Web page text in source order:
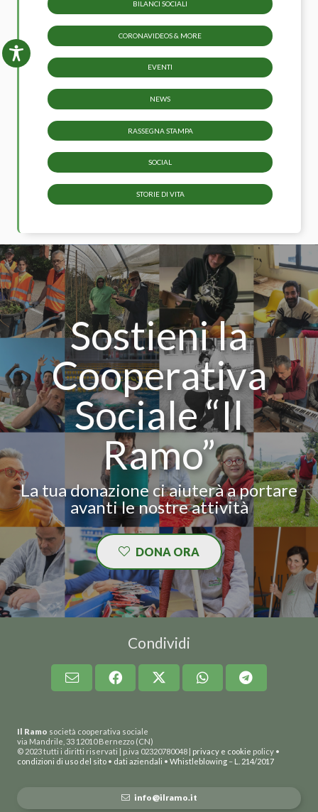
BILANCI SOCIALI
CORONAVIDEOS & MORE
EVENTI
NEWS
RASSEGNA STAMPA
SOCIAL
STORIE DI VITA
Sostieni la
Cooperativa
Sociale “Il
Ramo”
La tua donazione ci aiuterà a portare
avanti le nostre attività
DONA ORA
Condividi
Il Ramo società cooperativa sociale
via Mandrile, 33 12010 Bernezzo (CN)
© 2023 tutti i diritti riservati | p.iva 02320780048 | privacy e cookie policy •
condizioni di uso del sito • dati aziendali • Whistleblowing – L. 214/2017
info@ilramo.it